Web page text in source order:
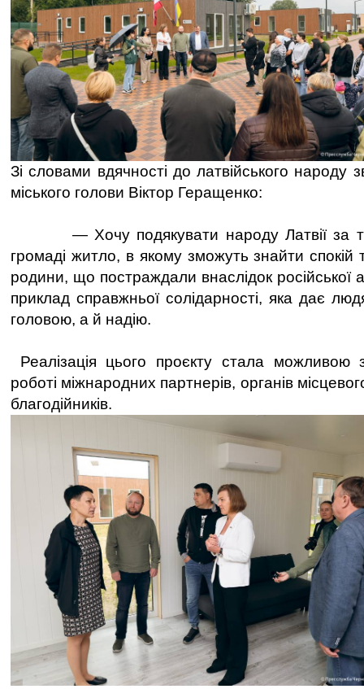
Зі словами вдячності до латвійського народу
міського голови Віктор Геращенко:
— Хочу подякувати народу Латвії за
громаді житло, в якому зможуть знайти спокій
родини, що постраждали внаслідок російської
приклад справжньої солідарності, яка дає
головою, а й надію.
Реалізація цього проєкту стала можливою
роботі міжнародних партнерів, органів
благодійників.